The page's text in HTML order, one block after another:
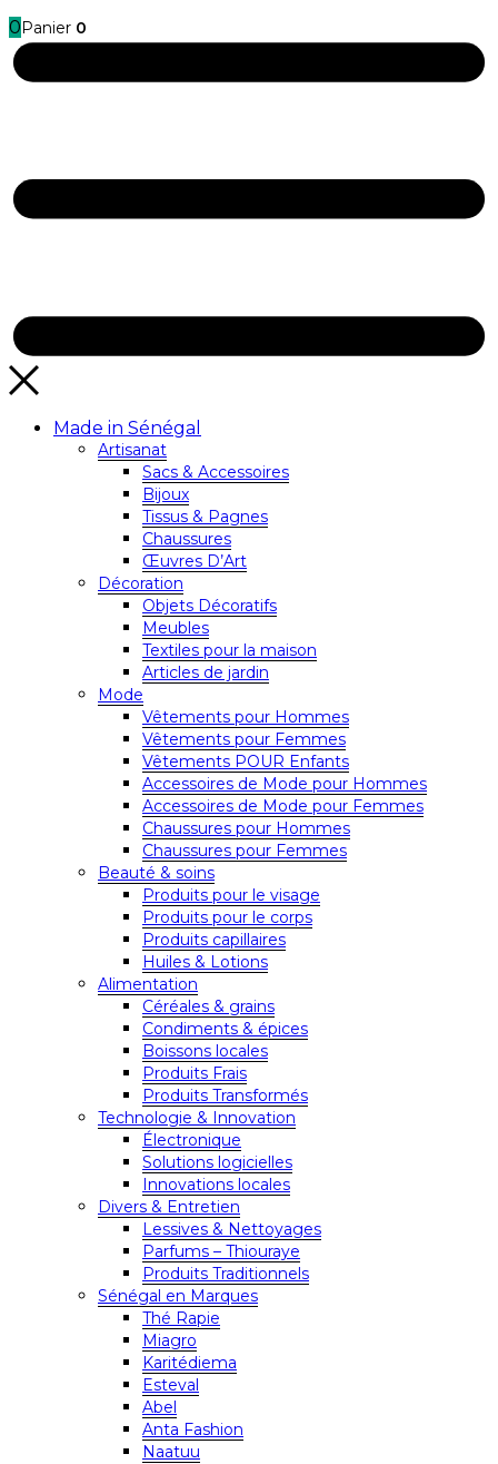
0 Panier 0
Made in Sénégal
Artisanat
Sacs & Accessoires
Bijoux
Tissus & Pagnes
Chaussures
Œuvres D’Art
Décoration
Objets Décoratifs
Meubles
Textiles pour la maison
Articles de jardin
Mode
Vêtements pour Hommes
Vêtements pour Femmes
Vêtements POUR Enfants
Accessoires de Mode pour Hommes
Accessoires de Mode pour Femmes
Chaussures pour Hommes
Chaussures pour Femmes
Beauté & soins
Produits pour le visage
Produits pour le corps
Produits capillaires
Huiles & Lotions
Alimentation
Céréales & grains
Condiments & épices
Boissons locales
Produits Frais
Produits Transformés
Technologie & Innovation
Électronique
Solutions logicielles
Innovations locales
Divers & Entretien
Lessives & Nettoyages
Parfums – Thiouraye
Produits Traditionnels
Sénégal en Marques
Thé Rapie
Miagro
Karitédiema
Esteval
Abel
Anta Fashion
Naatuu